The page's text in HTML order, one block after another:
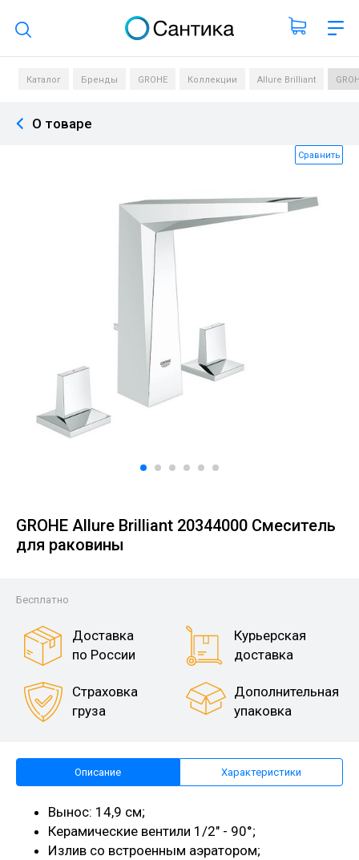
Поиск по каталогу
Каталог Бренды GROHE Коллекции Allure Brilliant
О товаре
Сравнить
GROHE Allure Brilliant 20344000 Смеситель
для раковины
Бесплатно
Доставка
по России
Курьерская
доставка
Страховка
груза
Дополнительная
упаковка
Описание Характеристики
Вынос: 14,9 см;
Керамические вентили 1/2" - 90°;
Излив со встроенным аэратором;